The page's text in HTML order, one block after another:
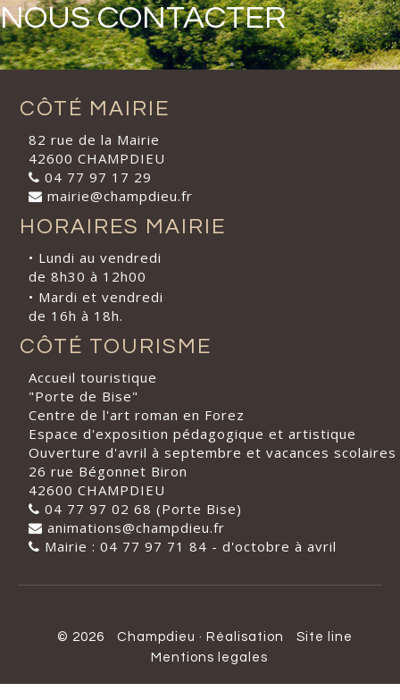
NOUS CONTACTER
CÔTÉ MAIRIE
82 rue de la Mairie
42600 CHAMPDIEU
04 77 97 17 29
mairie@champdieu.fr
HORAIRES MAIRIE
• Lundi au vendredi
de 8h30 à 12h00
• Mardi et vendredi
de 16h à 18h.
CÔTÉ TOURISME
Accueil touristique
"Porte de Bise"
Centre de l'art roman en Forez
Espace d'exposition pédagogique et artistique
Ouverture d'avril à septembre et vacances scolaires
26 rue Bégonnet Biron
42600 CHAMPDIEU
04 77 97 02 68 (Porte Bise)
animations@champdieu.fr
Mairie : 04 77 97 71 84 - d'octobre à avril
© 2026 Champdieu · Réalisation
Site line
Mentions legales